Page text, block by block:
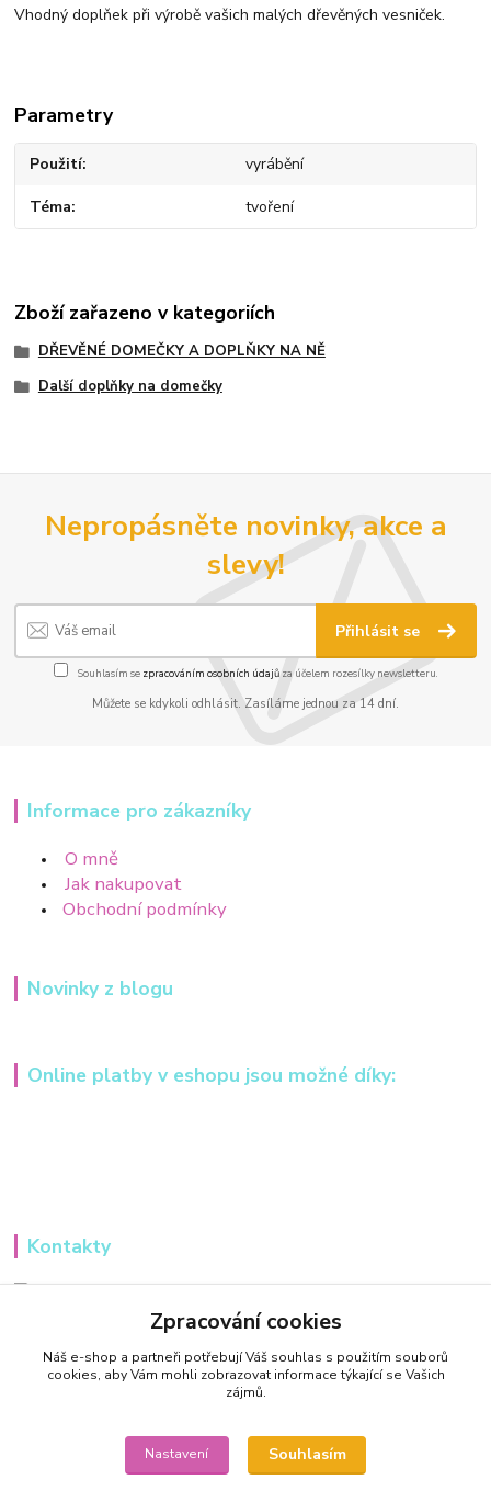
Vhodný doplňek při výrobě vašich malých dřevěných vesniček.
Parametry
Použití vyrábění
Téma tvoření
Zboží zařazeno v kategoriích
DŘEVĚNÉ DOMEČKY A DOPLŇKY NA NĚ
Další doplňky na domečky
Nepropásněte novinky, akce a
slevy!
Přihlásit se
Souhlasím se zpracováním osobních údajůza účelem rozesílky newsletteru.
Můžete se kdykoli odhlásit. Zasíláme jednou za 14 dní.
Informace pro zákazníky
O mně
Jak nakupovat
Obchodní podmínky
Novinky z blogu
Online platby v eshopu jsou možné díky:
Kontakty
+420 607984148
info@tvorivadilnicka.cz
Zpracování cookies
Náš e-shop a partneři potřebují Váš souhlas s použitím souborů
cookies, aby Vám mohli zobrazovat informace týkající se Vašich
zájmů.
Nastavení Souhlasím